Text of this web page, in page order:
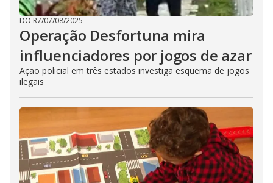
DO R7/07/08/2025
Operação Desfortuna mira
influenciadores por jogos de azar
Ação policial em três estados investiga esquema de jogos
ilegais